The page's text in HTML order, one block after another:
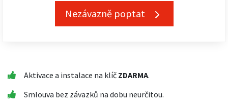
Nezávazně poptat
Aktivace a instalace na klíč ZDARMA.
Smlouva bez závazků na dobu neurčitou.